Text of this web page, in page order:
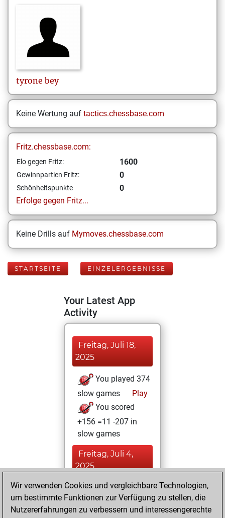
tyrone bey
Keine Wertung auf tactics.chessbase.com
Fritz.chessbase.com:
Elo gegen Fritz: 1600
Gewinnpartien Fritz: 0
Schönheitspunkte
0
Erfolge gegen Fritz...
Keine Drills auf Mymoves.chessbase.com
STARTSEITE EINZELERGEBNISSE
Your Latest App
Activity
Freitag, Juli 18,
2025
You played 374
slow games
Play
You scored
+156 =11 -207 in
slow games
Freitag, Juli 4,
2025
You played 26
blitz games
Play
Wir verwenden Cookies und vergleichbare Technologien,
um bestimmte Funktionen zur Verfügung zu stellen, die
Nutzererfahrungen zu verbessern und interessengerechte